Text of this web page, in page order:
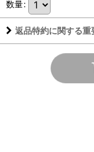
数量:
返品特約に関する重